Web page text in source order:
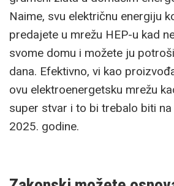
Naime, svu električnu energiju
predajete u mrežu HEP-u kad
svome domu i možete ju
dana. Efektivno, vi kao
ovu elektroenergetsku mrežu
super stvar i to bi trebalo biti
2025. godine.